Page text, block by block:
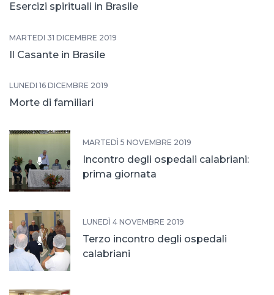
Esercizi spirituali in Brasile
MARTEDÌ 31 DICEMBRE 2019
Il Casante in Brasile
LUNEDÌ 16 DICEMBRE 2019
Morte di familiari
MARTEDÌ 5 NOVEMBRE 2019
Incontro degli ospedali calabriani:
prima giornata
LUNEDÌ 4 NOVEMBRE 2019
Terzo incontro degli ospedali
calabriani